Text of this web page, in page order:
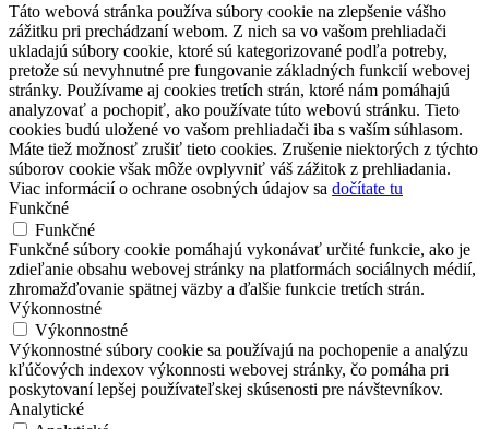
Táto webová stránka používa súbory cookie na zlepšenie vášho
zážitku pri prechádzaní webom. Z nich sa vo vašom prehliadači
ukladajú súbory cookie, ktoré sú kategorizované podľa potreby,
pretože sú nevyhnutné pre fungovanie základných funkcií webovej
stránky. Používame aj cookies tretích strán, ktoré nám pomáhajú
analyzovať a pochopiť, ako používate túto webovú stránku. Tieto
cookies budú uložené vo vašom prehliadači iba s vaším súhlasom.
Máte tiež možnosť zrušiť tieto cookies. Zrušenie niektorých z týchto
súborov cookie však môže ovplyvniť váš zážitok z prehliadania.
Viac informácií o ochrane osobných údajov sa dočítate tu
Funkčné
Funkčné
Funkčné súbory cookie pomáhajú vykonávať určité funkcie, ako je
zdieľanie obsahu webovej stránky na platformách sociálnych médií,
zhromažďovanie spätnej väzby a ďalšie funkcie tretích strán.
Výkonnostné
Výkonnostné
Výkonnostné súbory cookie sa používajú na pochopenie a analýzu
kľúčových indexov výkonnosti webovej stránky, čo pomáha pri
poskytovaní lepšej používateľskej skúsenosti pre návštevníkov.
Analytické